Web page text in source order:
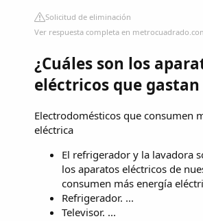
Solicitud de eliminación
Ver respuesta completa en
¿Cuáles son los
eléctricos que gastan
Electrodomésticos que consumen
eléctrica
El refrigerador y la lavadora
los aparatos eléctricos de
consumen más energía
Refrigerador. ...
Televisor. ...